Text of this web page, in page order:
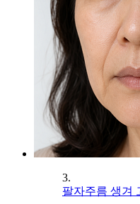
3.
팔자주름 생겨